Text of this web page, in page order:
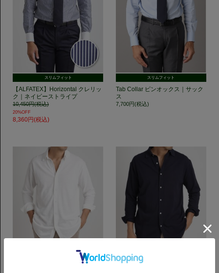
スリムフィット
【ALFATEX】Horizontal クレリッ
ク｜ネイビーストライプ
10,450円(税込)
20%OFF
8,360円(税込)
スリムフィット
Tab Collar ピンオックス｜サック
ス
7,700円(税込)